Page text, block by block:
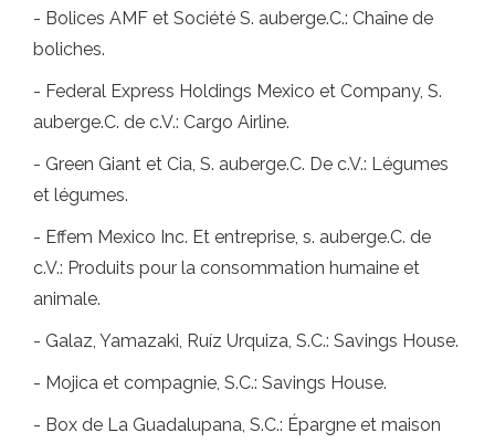
- Bolices AMF et Société S. auberge.C.: Chaîne de
boliches.
- Federal Express Holdings Mexico et Company, S.
auberge.C. de c.V.: Cargo Airline.
- Green Giant et Cia, S. auberge.C. De c.V.: Légumes
et légumes.
- Effem Mexico Inc. Et entreprise, s. auberge.C. de
c.V.: Produits pour la consommation humaine et
animale.
- Galaz, Yamazaki, Ruíz Urquiza, S.C.: Savings House.
- Mojica et compagnie, S.C.: Savings House.
- Box de La Guadalupana, S.C.: Épargne et maison